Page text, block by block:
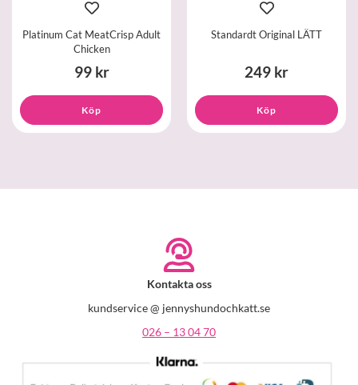
Platinum Cat MeatCrisp Adult
Chicken
99 kr
Köp
Standardt Original LÄTT
249 kr
Köp
Kontakta oss
kundservice @ jennyshundochkatt.se
026 – 13 04 70